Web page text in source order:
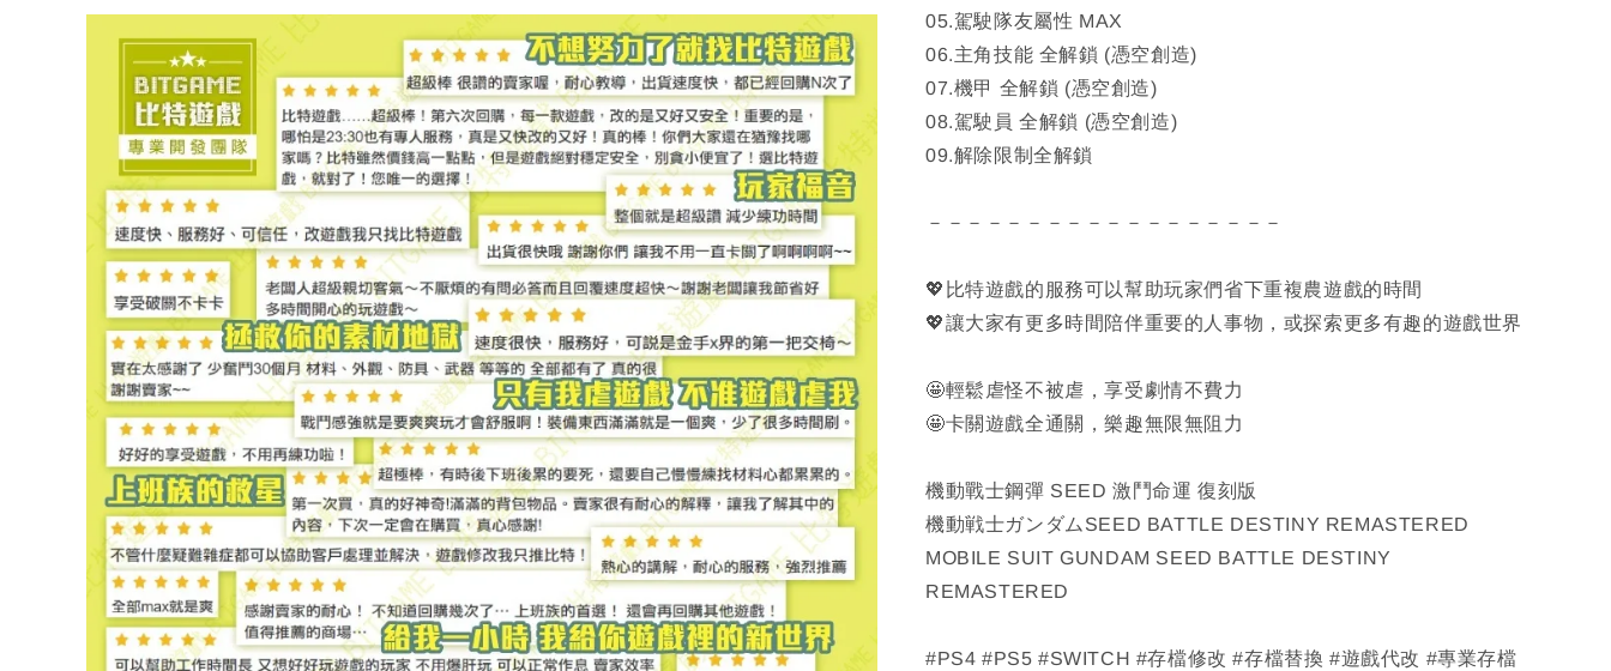
05.駕駛隊友屬性 MAX
06.主角技能 全解鎖 (憑空創造)
07.機甲 全解鎖 (憑空創造)
08.駕駛員 全解鎖 (憑空創造)
09.解除限制全解鎖
－－－－－－－－－－－－－－－－－－
💖比特遊戲的服務可以幫助玩家們省下重複農遊戲的時間
💖讓大家有更多時間陪伴重要的人事物，或探索更多有趣的遊戲世界
🤩輕鬆虐怪不被虐，享受劇情不費力
🤩卡關遊戲全通關，樂趣無限無阻力
機動戰士鋼彈 SEED 激鬥命運 復刻版
機動戦士ガンダムSEED BATTLE DESTINY REMASTERED
MOBILE SUIT GUNDAM SEED BATTLE DESTINY
REMASTERED
#PS4 #PS5 #SWITCH #存檔修改 #存檔替換 #遊戲代改 #專業存檔